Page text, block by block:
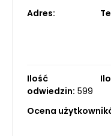
Adres:
Ilość
odwiedzin: 599
Ocena